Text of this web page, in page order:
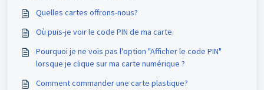
Quelles cartes offrons-nous?
Où puis-je voir le code PIN de ma carte.
Pourquoi je ne vois pas l'option "Afficher le code PIN"
lorsque je clique sur ma carte numérique ?
Comment commander une carte plastique?